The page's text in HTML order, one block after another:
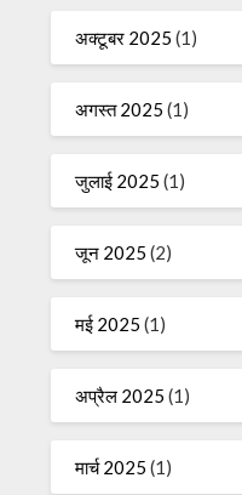
अक्टूबर 2025 (1)
अगस्त 2025 (1)
जुलाई 2025 (1)
जून 2025 (2)
मई 2025 (1)
अप्रैल 2025 (1)
मार्च 2025 (1)